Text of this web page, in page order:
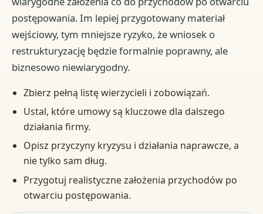
postępowania. Im lepiej przygotowany materiał
wejściowy, tym mniejsze ryzyko, że wniosek o
restrukturyzację będzie formalnie poprawny, ale
biznesowo niewiarygodny.
Zbierz pełną listę wierzycieli i zobowiązań.
Ustal, które umowy są kluczowe dla dalszego
działania firmy.
Opisz przyczyny kryzysu i działania naprawcze, a
nie tylko sam dług.
Przygotuj realistyczne założenia przychodów po
otwarciu postępowania.